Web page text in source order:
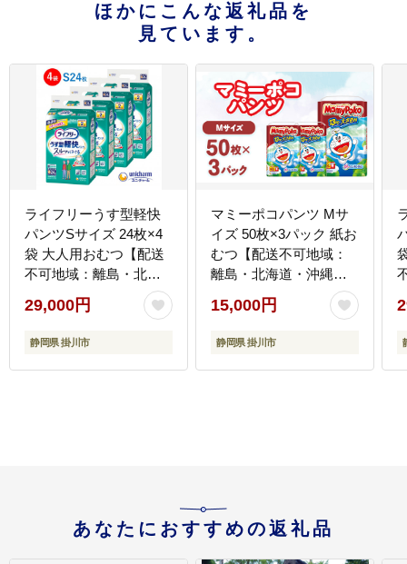
ほかにこんな返礼品を
見ています。
ライフリーうす型軽快
パンツSサイズ 24枚×4
袋 大人用おむつ【配送
不可地域：離島・北海
道・沖縄県】
29,000円
静岡県 掛川市
マミーポコパンツ Mサ
イズ 50枚×3パック 紙お
むつ【配送不可地域：
離島・北海道・沖縄
県・九州】
15,000円
静岡県 掛川市
あなたにおすすめの返礼品